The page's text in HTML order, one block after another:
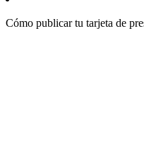
Cómo publicar tu tarjeta de